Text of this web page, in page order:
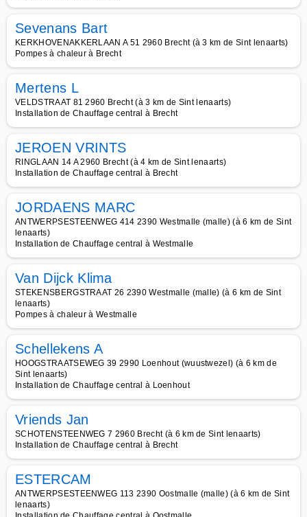
Sevenans Bart
KERKHOVENAKKERLAAN A 51 2960 Brecht (à 3 km de Sint lenaarts)
Pompes à chaleur à Brecht
Mertens L
VELDSTRAAT 81 2960 Brecht (à 3 km de Sint lenaarts)
Installation de Chauffage central à Brecht
JEROEN VRINTS
RINGLAAN 14 A 2960 Brecht (à 4 km de Sint lenaarts)
Installation de Chauffage central à Brecht
JORDAENS MARC
ANTWERPSESTEENWEG 414 2390 Westmalle (malle) (à 6 km de Sint
lenaarts)
Installation de Chauffage central à Westmalle
Van Dijck Klima
STEKENSBERGSTRAAT 26 2390 Westmalle (malle) (à 6 km de Sint
lenaarts)
Pompes à chaleur à Westmalle
Schellekens A
HOOGSTRAATSEWEG 39 2990 Loenhout (wuustwezel) (à 6 km de
Sint lenaarts)
Installation de Chauffage central à Loenhout
Vriends Jan
SCHOTENSTEENWEG 7 2960 Brecht (à 6 km de Sint lenaarts)
Installation de Chauffage central à Brecht
ESTERCAM
ANTWERPSESTEENWEG 113 2390 Oostmalle (malle) (à 6 km de Sint
lenaarts)